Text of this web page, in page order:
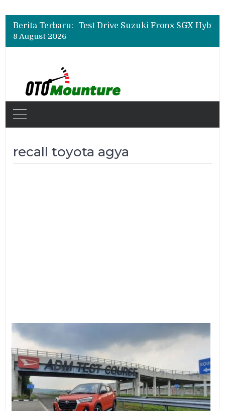
Berita Terbaru:
Beli Mobil Jangan Cuma Lihat Cicilan, TAF dan OJK Tekankan Pentingnya Literasi Keuangan
Beli Mobil Jangan Cuma Lihat Cicilan, TAF dan OJK Tekankan Pentingnya Literasi Keuangan
8 August 2026
recall toyota agya